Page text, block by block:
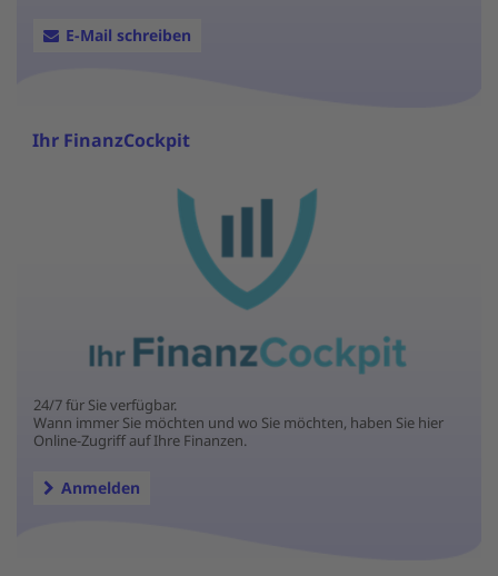
E-Mail schreiben
Ihr FinanzCockpit
24/7 für Sie verfügbar.
Wann immer Sie möchten und wo Sie möchten, haben Sie hier
Online-Zugriff auf Ihre Finanzen.
Anmelden